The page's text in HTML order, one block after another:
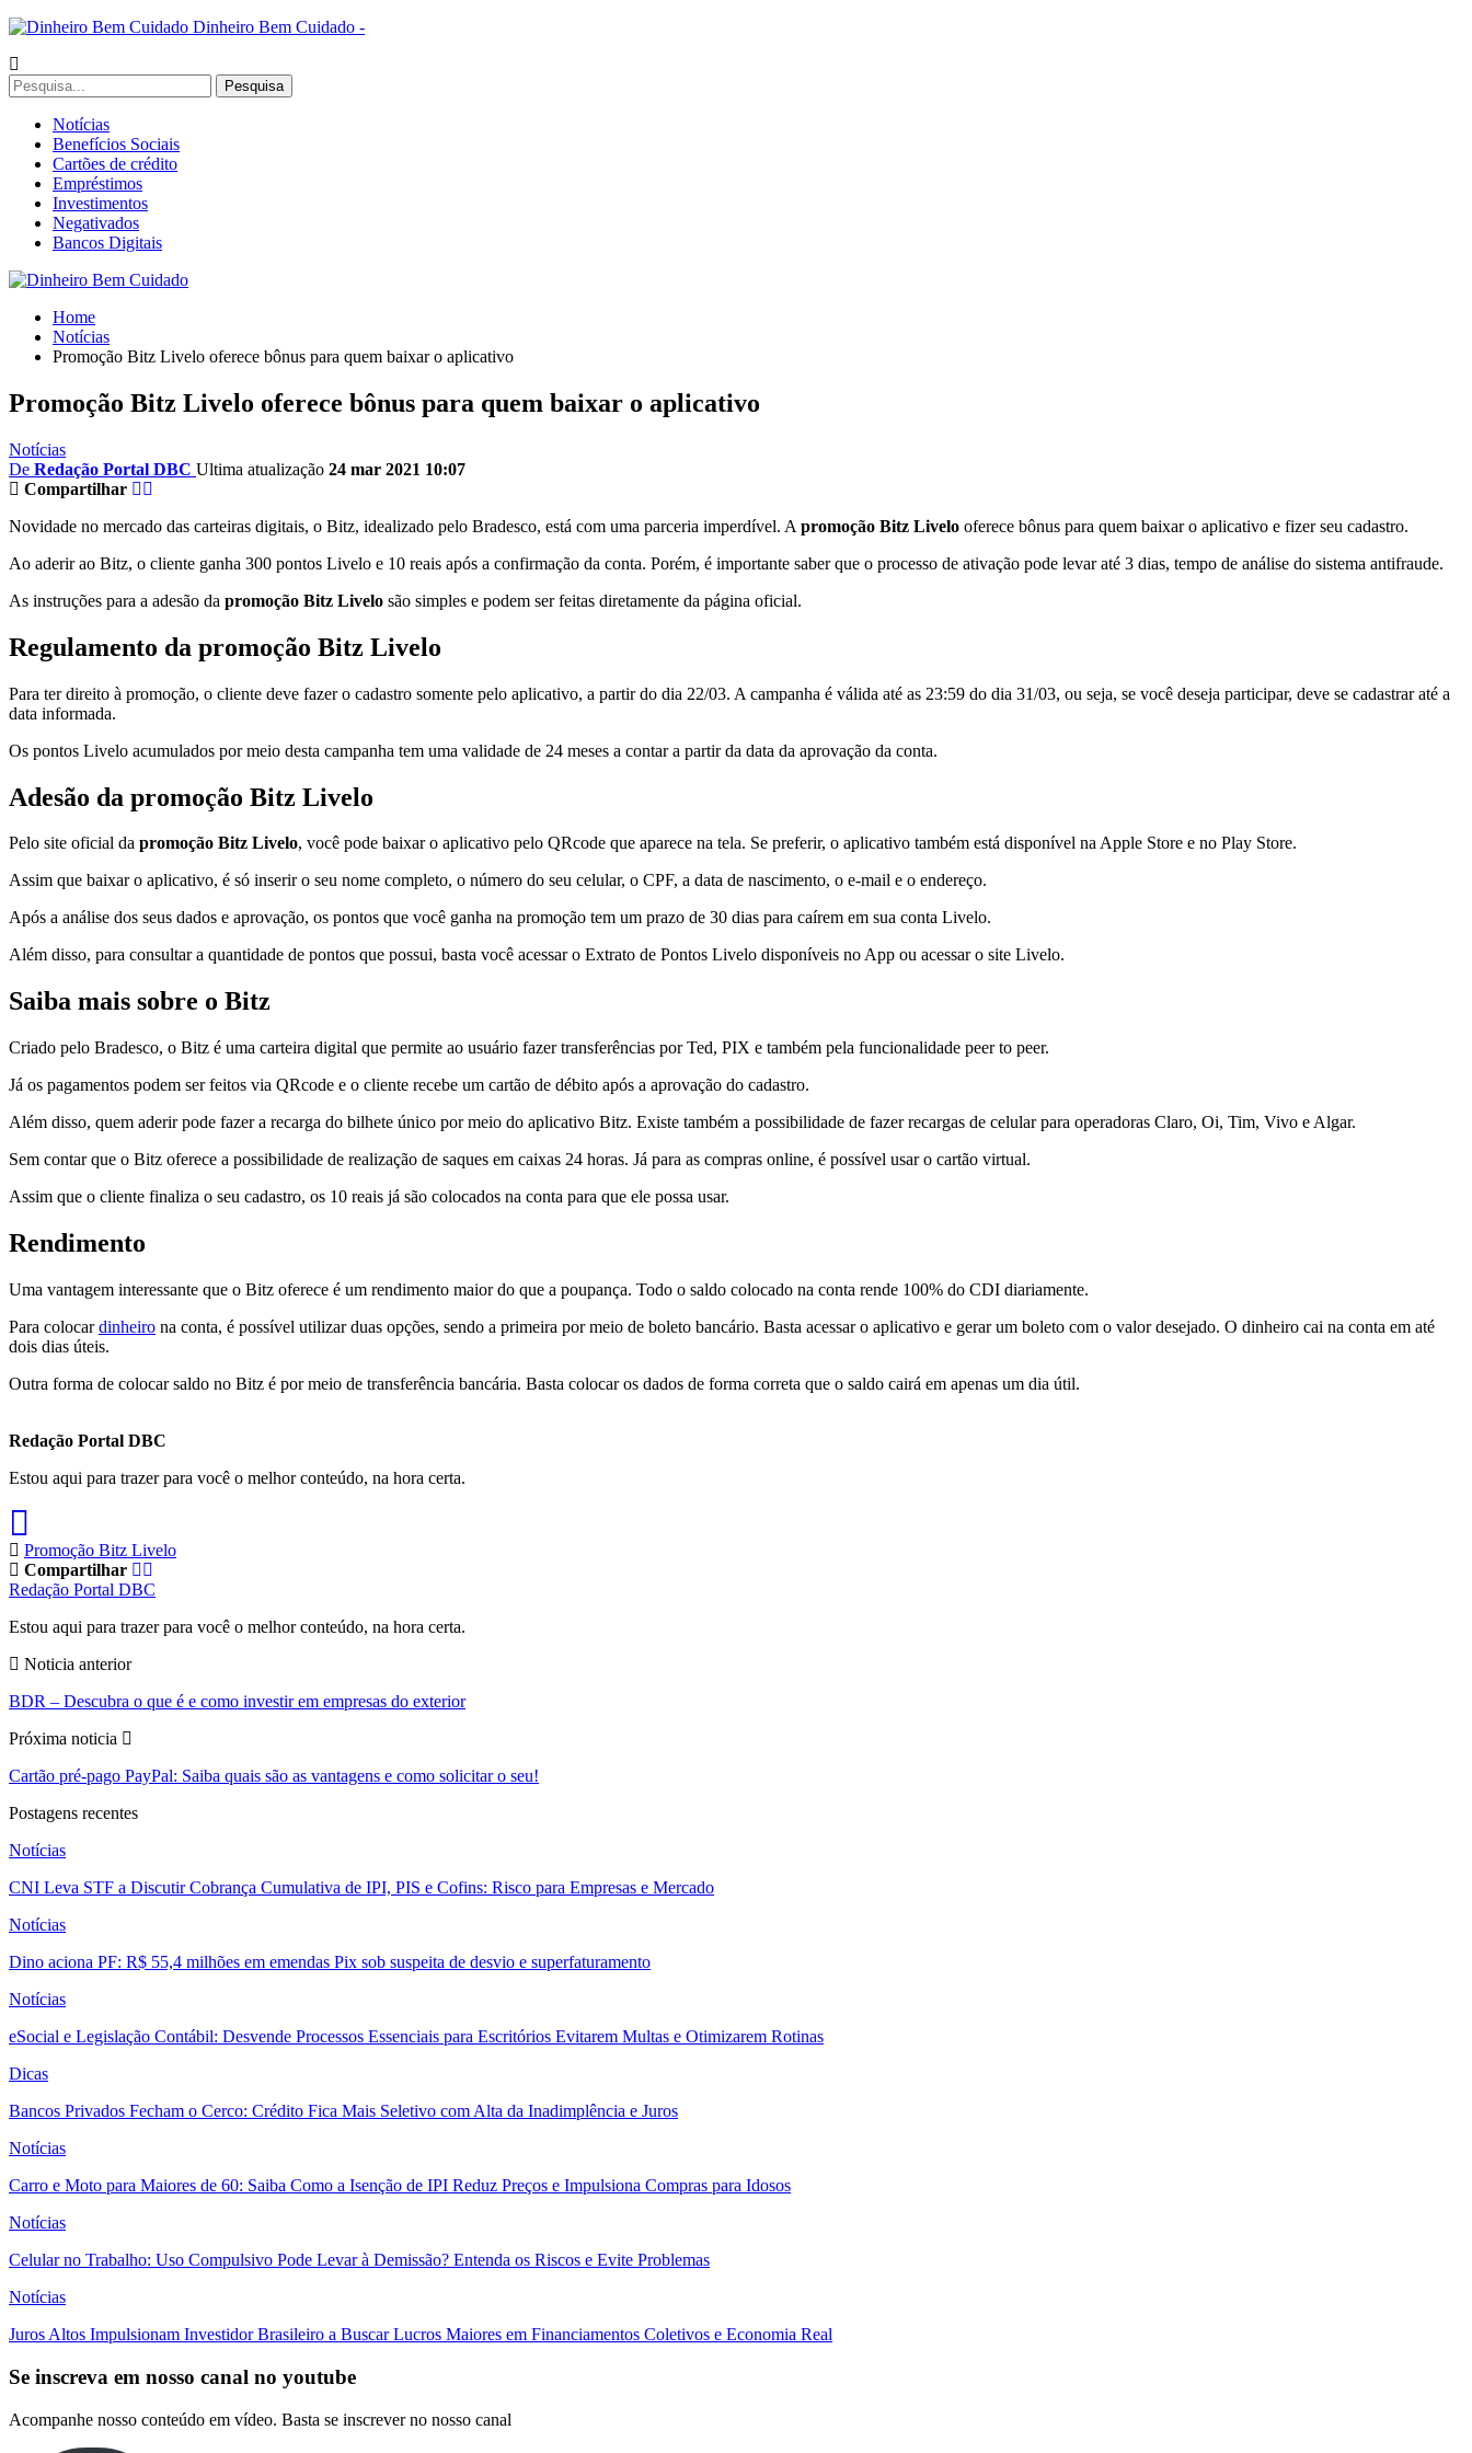
Dinheiro Bem Cuidado -
Notícias
Benefícios Sociais
Cartões de crédito
Empréstimos
Investimentos
Negativados
Bancos Digitais
Home
Notícias
Promoção Bitz Livelo oferece bônus para quem baixar o aplicativo
Promoção Bitz Livelo oferece bônus para quem baixar o aplicativo
Notícias
De Redação Portal DBC Ultima atualização 24 mar 2021 10:07
Compartilhar
Novidade no mercado das carteiras digitais, o Bitz, idealizado pelo Bradesco, está com uma parceria imperdível. A promoção Bitz Livelo oferece bônus para quem baixar o aplicativo e fizer seu cadastro.
Ao aderir ao Bitz, o cliente ganha 300 pontos Livelo e 10 reais após a confirmação da conta. Porém, é importante saber que o processo de ativação pode levar até 3 dias, tempo de análise do sistema antifraude.
As instruções para a adesão da promoção Bitz Livelo são simples e podem ser feitas diretamente da página oficial.
Regulamento da promoção Bitz Livelo
Para ter direito à promoção, o cliente deve fazer o cadastro somente pelo aplicativo, a partir do dia 22/03. A campanha é válida até as 23:59 do dia 31/03, ou seja, se você deseja participar, deve se cadastrar até a
data informada.
Os pontos Livelo acumulados por meio desta campanha tem uma validade de 24 meses a contar a partir da data da aprovação da conta.
Adesão da promoção Bitz Livelo
Pelo site oficial da promoção Bitz Livelo, você pode baixar o aplicativo pelo QRcode que aparece na tela. Se preferir, o aplicativo também está disponível na Apple Store e no Play Store.
Assim que baixar o aplicativo, é só inserir o seu nome completo, o número do seu celular, o CPF, a data de nascimento, o e-mail e o endereço.
Após a análise dos seus dados e aprovação, os pontos que você ganha na promoção tem um prazo de 30 dias para caírem em sua conta Livelo.
Além disso, para consultar a quantidade de pontos que possui, basta você acessar o Extrato de Pontos Livelo disponíveis no App ou acessar o site Livelo.
Saiba mais sobre o Bitz
Criado pelo Bradesco, o Bitz é uma carteira digital que permite ao usuário fazer transferências por Ted, PIX e também pela funcionalidade peer to peer.
Já os pagamentos podem ser feitos via QRcode e o cliente recebe um cartão de débito após a aprovação do cadastro.
Além disso, quem aderir pode fazer a recarga do bilhete único por meio do aplicativo Bitz. Existe também a possibilidade de fazer recargas de celular para operadoras Claro, Oi, Tim, Vivo e Algar.
Sem contar que o Bitz oferece a possibilidade de realização de saques em caixas 24 horas. Já para as compras online, é possível usar o cartão virtual.
Assim que o cliente finaliza o seu cadastro, os 10 reais já são colocados na conta para que ele possa usar.
Rendimento
Uma vantagem interessante que o Bitz oferece é um rendimento maior do que a poupança. Todo o saldo colocado na conta rende 100% do CDI diariamente.
Para colocardinheiro na conta, é possível utilizar duas opções, sendo a primeira por meio de boleto bancário. Basta acessar o aplicativo e gerar um boleto com o valor desejado. O dinheiro cai na conta em até
dois dias úteis.
Outra forma de colocar saldo no Bitz é por meio de transferência bancária. Basta colocar os dados de forma correta que o saldo cairá em apenas um dia útil.
Redação Portal DBC
Estou aqui para trazer para você o melhor conteúdo, na hora certa.
Promoção Bitz Livelo
Compartilhar
Redação Portal DBC
Estou aqui para trazer para você o melhor conteúdo, na hora certa.
Noticia anterior
BDR – Descubra o que é e como investir em empresas do exterior
Próxima noticia
Cartão pré-pago PayPal: Saiba quais são as vantagens e como solicitar o seu!
Postagens recentes
Notícias
CNI Leva STF a Discutir Cobrança Cumulativa de IPI, PIS e Cofins: Risco para Empresas e Mercado
Notícias
Dino aciona PF: R$ 55,4 milhões em emendas Pix sob suspeita de desvio e superfaturamento
Notícias
eSocial e Legislação Contábil: Desvende Processos Essenciais para Escritórios Evitarem Multas e Otimizarem Rotinas
Dicas
Bancos Privados Fecham o Cerco: Crédito Fica Mais Seletivo com Alta da Inadimplência e Juros
Notícias
Carro e Moto para Maiores de 60: Saiba Como a Isenção de IPI Reduz Preços e Impulsiona Compras para Idosos
Notícias
Celular no Trabalho: Uso Compulsivo Pode Levar à Demissão? Entenda os Riscos e Evite Problemas
Notícias
Juros Altos Impulsionam Investidor Brasileiro a Buscar Lucros Maiores em Financiamentos Coletivos e Economia Real
Se inscreva em nosso canal no youtube
Acompanhe nosso conteúdo em vídeo. Basta se inscrever no nosso canal